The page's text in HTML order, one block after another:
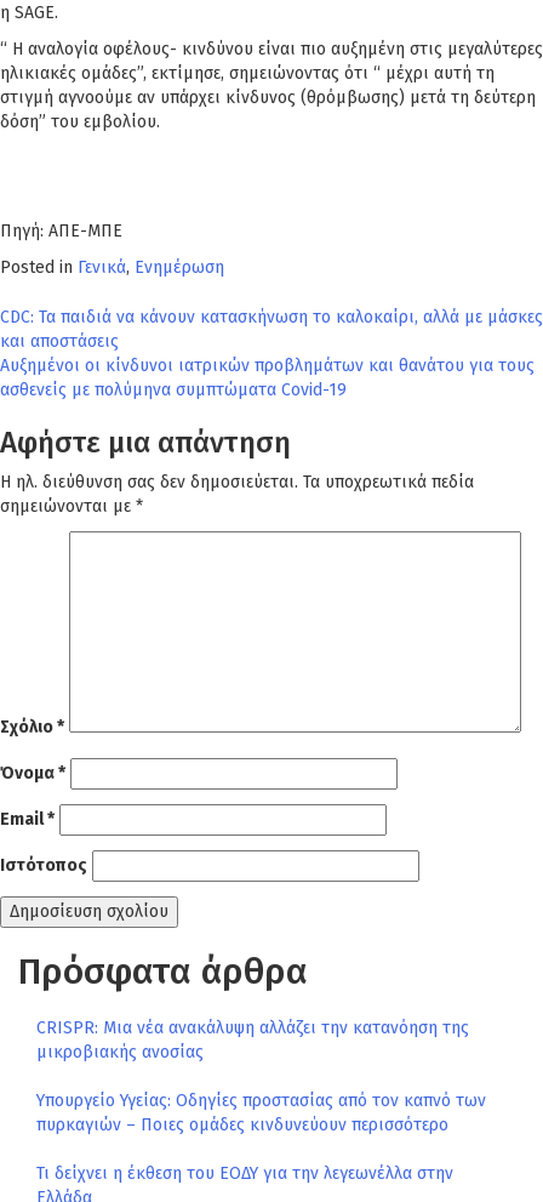
η SAGE.
“ Η αναλογία οφέλους- κινδύνου είναι πιο αυξημένη στις μεγαλύτερες
ηλικιακές ομάδες”, εκτίμησε, σημειώνοντας ότι “ μέχρι αυτή τη
στιγμή αγνοούμε αν υπάρχει κίνδυνος (θρόμβωσης) μετά τη δεύτερη
δόση” του εμβολίου.
Πηγή: ΑΠΕ-ΜΠΕ
Posted in Γενικά, Ενημέρωση
Πλοήγηση
άρθρων
CDC: Τα παιδιά να κάνουν κατασκήνωση το καλοκαίρι, αλλά με μάσκες
και αποστάσεις
Αυξημένοι οι κίνδυνοι ιατρικών προβλημάτων και θανάτου για τους
ασθενείς με πολύμηνα συμπτώματα Covid-19
Αφήστε μια απάντηση
Η ηλ. διεύθυνση σας δεν δημοσιεύεται. Τα υποχρεωτικά πεδία
σημειώνονται με *
Σχόλιο*
Όνομα*
Email*
Ιστότοπος
Πρόσφατα άρθρα
CRISPR: Μια νέα ανακάλυψη αλλάζει την κατανόηση της
μικροβιακής ανοσίας
Υπουργείο Υγείας: Οδηγίες προστασίας από τον καπνό των
πυρκαγιών – Ποιες ομάδες κινδυνεύουν περισσότερο
Τι δείχνει η έκθεση του ΕΟΔΥ για την λεγεωνέλλα στην
Ελλάδα